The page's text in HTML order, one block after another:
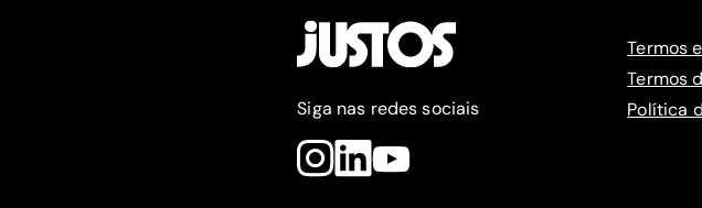
Siga nas redes sociais
Termos
Termos
Política